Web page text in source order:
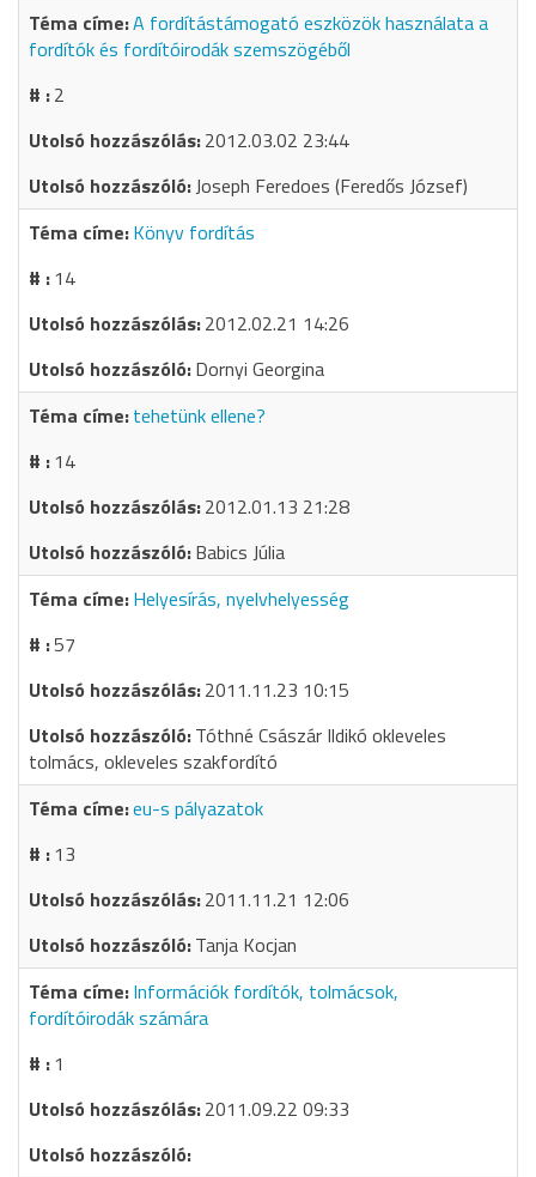
A fordítástámogató eszközök használata a
fordítók és fordítóirodák szemszögéből
2
2012.03.02 23:44
Joseph Feredoes (Feredős József)
Könyv fordítás
14
2012.02.21 14:26
Dornyi Georgina
tehetünk ellene?
14
2012.01.13 21:28
Babics Júlia
Helyesírás, nyelvhelyesség
57
2011.11.23 10:15
Tóthné Császár Ildikó okleveles
tolmács, okleveles szakfordító
eu-s pályazatok
13
2011.11.21 12:06
Tanja Kocjan
Információk fordítók, tolmácsok,
fordítóirodák számára
1
2011.09.22 09:33